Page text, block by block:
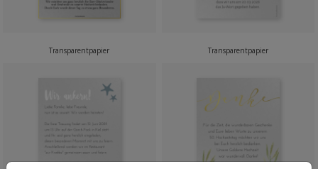
Transparentpapier Transparentpapier